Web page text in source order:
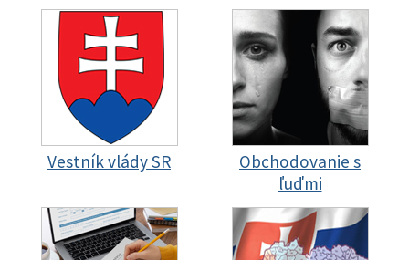
Vestník vlády SR
Obchodovanie s
ľuďmi